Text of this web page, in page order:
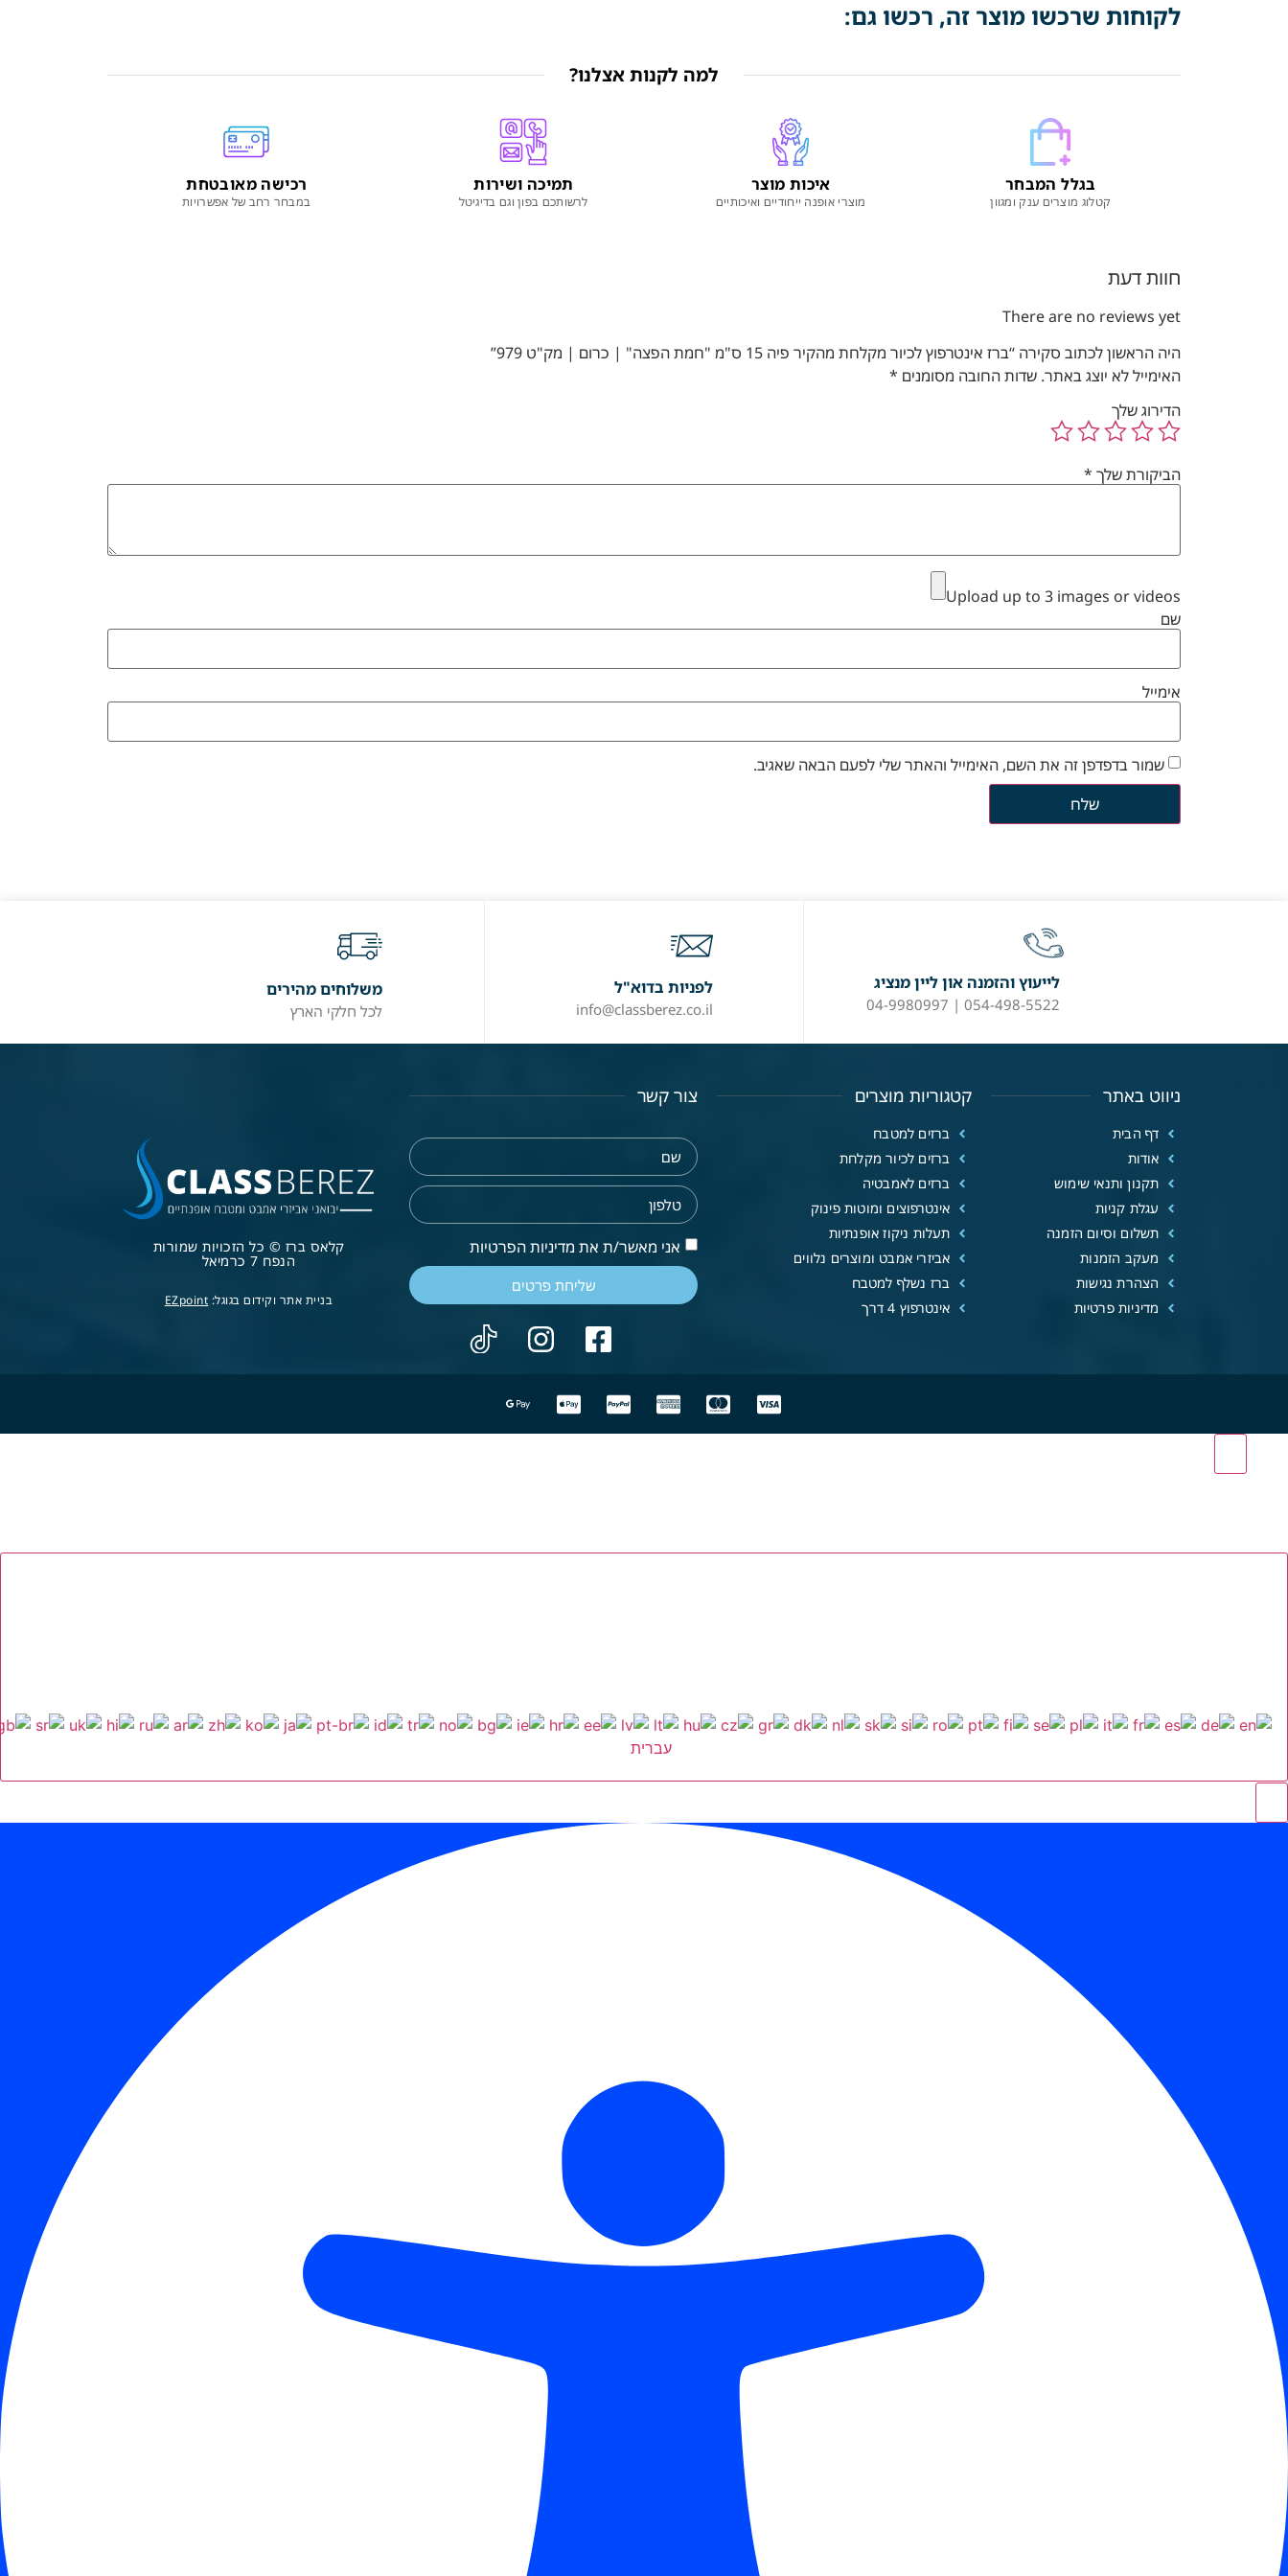
לקוחות שרכשו מוצר זה, רכשו גם:
למה לקנות אצלנו?
בגלל המבחר
קטלוג מוצרים ענק ומגוון
איכות מוצר
מוצרי אופנה ייחודיים ואיכותיים
תמיכה ושירות
לרשותכם בפון וגם בדיגיטל
רכישה מאובטחת
במבחר רחב של אפשרויות
חוות דעת
There are no reviews yet
היה הראשון לכתוב סקירה “ברז אינטרפוץ לכיור מקלחת מהקיר פיה 15 ס"מ "חמת הפצה" | כרום | מק"ט 979”
האימייל לא יוצג באתר. שדות החובה מסומנים *
הדירוג שלך
הביקורת שלך *
Upload up to 3 images or videos
שם
אימייל
שמור בדפדפן זה את השם, האימייל והאתר שלי לפעם הבאה שאגיב.
לייעוץ והזמנה און ליין מנציג
054-498-5522 | 04-9980997
לפניות בדוא"ל
info@classberez.co.il
משלוחים מהירים
לכל חלקי הארץ
ניווט באתר
דף הבית
אודות
תקנון ותנאי שימוש
עגלת קניות
תשלום וסיום הזמנה
מעקב הזמנות
הצהרת נגישות
מדיניות פרטיות
קטגוריות מוצרים
ברזים למטבח
ברזים לכיור מקלחת
ברזים לאמבטיה
אינטרפוצים ומוטות פינוק
תעלות ניקוז אופנתיות
אביזרי אמבט ומוצרים נלווים
ברז נשלף למטבח
אינטרפוץ 4 דרך
צור קשר
אני מאשר/ת את מדיניות הפרטיות
שליחת פרטים
קלאס ברז © כל הזכויות שמורות
הנפח 7 כרמיאל
בניית אתר וקידום בגוגל: EZpoint
עברית